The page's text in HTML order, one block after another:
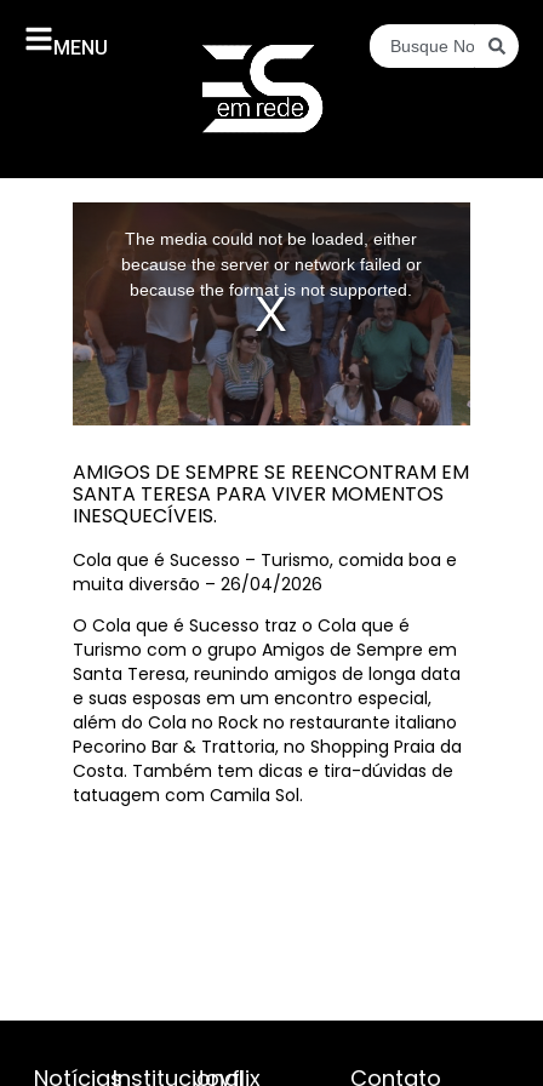
MENU
This
The media could not be loaded, either
because the server or network failed or
because the format is not supported.
AMIGOS DE SEMPRE SE REENCONTRAM EM
SANTA TERESA PARA VIVER MOMENTOS
INESQUECÍVEIS.
Cola que é Sucesso – Turismo, comida boa e
muita diversão – 26/04/2026
O Cola que é Sucesso traz o Cola que é
Turismo com o grupo Amigos de Sempre em
Santa Teresa, reunindo amigos de longa data
e suas esposas em um encontro especial,
além do Cola no Rock no restaurante italiano
Pecorino Bar & Trattoria, no Shopping Praia da
Costa. Também tem dicas e tira-dúvidas de
tatuagem com Camila Sol.
NotíciasInstitucional
Joyflix Contato